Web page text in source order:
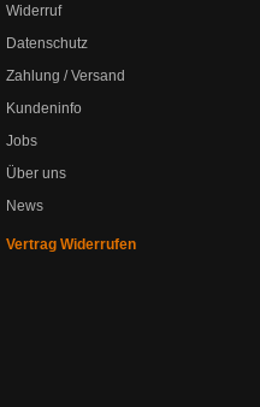
Widerruf
Datenschutz
Zahlung / Versand
Kundeninfo
Jobs
Über uns
News
Vertrag Widerrufen